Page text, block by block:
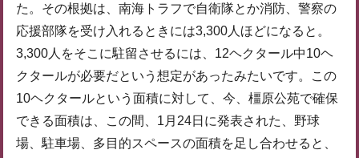
た。その根拠は、南海トラフで自衛隊とか消防、警察の
応援部隊を受け入れるときには3,300人ほどになると。
3,300人をそこに駐留させるには、12ヘクタール中10ヘ
クタールが必要だという想定があったみたいです。この
10ヘクタールという面積に対して、今、橿原公苑で確保
できる面積は、この間、1月24日に発表された、野球
場、駐車場、多目的スペースの面積を足し合わせると、